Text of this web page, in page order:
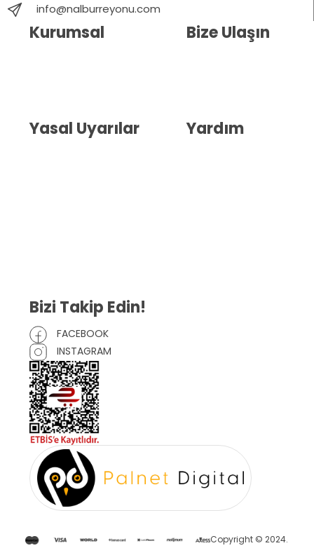
info@nalburreyonu.com
Kurumsal
Yasal Uyarılar
Bize Ulaşın
Yardım
Bizi Takip Edin!
FACEBOOK
INSTAGRAM
Copyright © 2024.